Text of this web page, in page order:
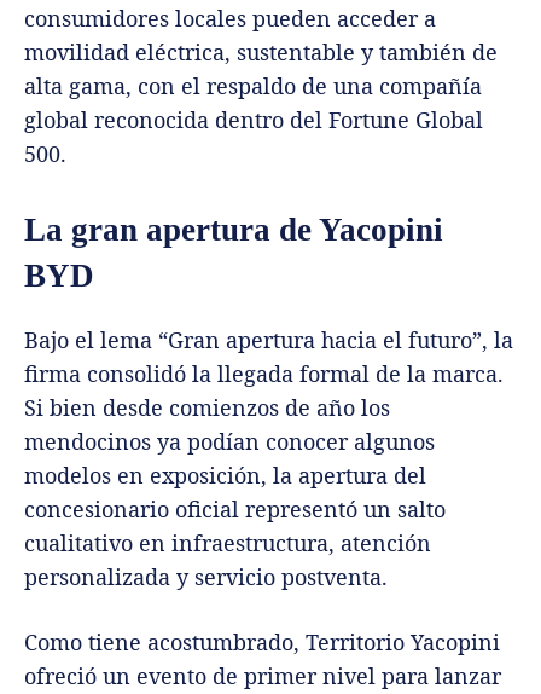
consumidores locales pueden acceder a
movilidad eléctrica, sustentable y también de
alta gama, con el respaldo de una compañía
global reconocida dentro del Fortune Global
500.
La gran apertura de Yacopini
BYD
Bajo el lema “Gran apertura hacia el futuro”, la
firma consolidó la llegada formal de la marca.
Si bien desde comienzos de año los
mendocinos ya podían conocer algunos
modelos en exposición, la apertura del
concesionario oficial representó un salto
cualitativo en infraestructura, atención
personalizada y servicio postventa.
Como tiene acostumbrado, Territorio Yacopini
ofreció un evento de primer nivel para lanzar